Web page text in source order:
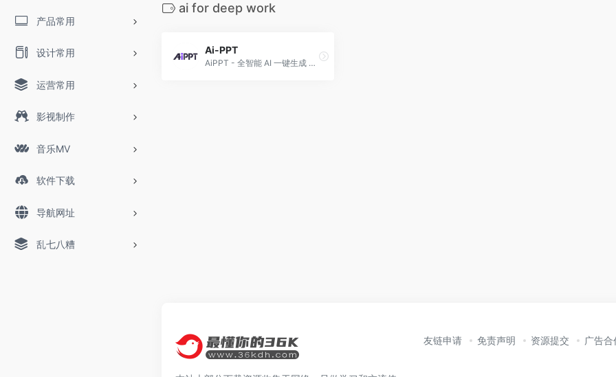
产品常用
设计常用
运营常用
影视制作
音乐MV
软件下载
导航网址
乱七八糟
ai for deep work
Ai-PPT
AiPPT - 全智能 AI 一键生成 PPT
友链申请 免责声明 资源提交 广告合